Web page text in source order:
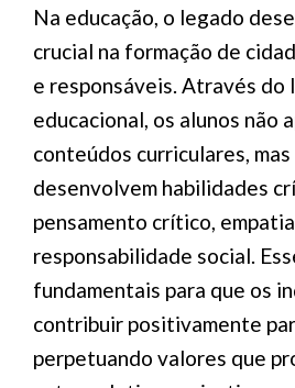
Na educação, o legado
crucial na formação de
e responsáveis. Através do
educacional, os alunos não
conteúdos curriculares,
desenvolvem habilidades
pensamento crítico,
responsabilidade social.
fundamentais para que os
contribuir positivamente
perpetuando valores que